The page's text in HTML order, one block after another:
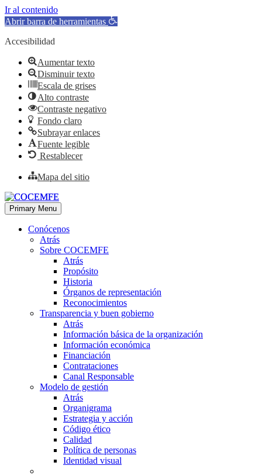
Ir al contenido
Abrir barra de herramientas
Accesibilidad
Aumentar texto
Disminuir texto
Escala de grises
Alto contraste
Contraste negativo
Fondo claro
Subrayar enlaces
Fuente legible
Restablecer
Mapa del sitio
Primary Menu
Conócenos
Atrás
Sobre COCEMFE
Atrás
Propósito
Historia
Órganos de representación
Reconocimientos
Transparencia y buen gobierno
Atrás
Información básica de la organización
Información económica
Financiación
Contrataciones
Canal Responsable
Modelo de gestión
Atrás
Organigrama
Estrategia y acción
Código ético
Calidad
Política de personas
Identidad visual